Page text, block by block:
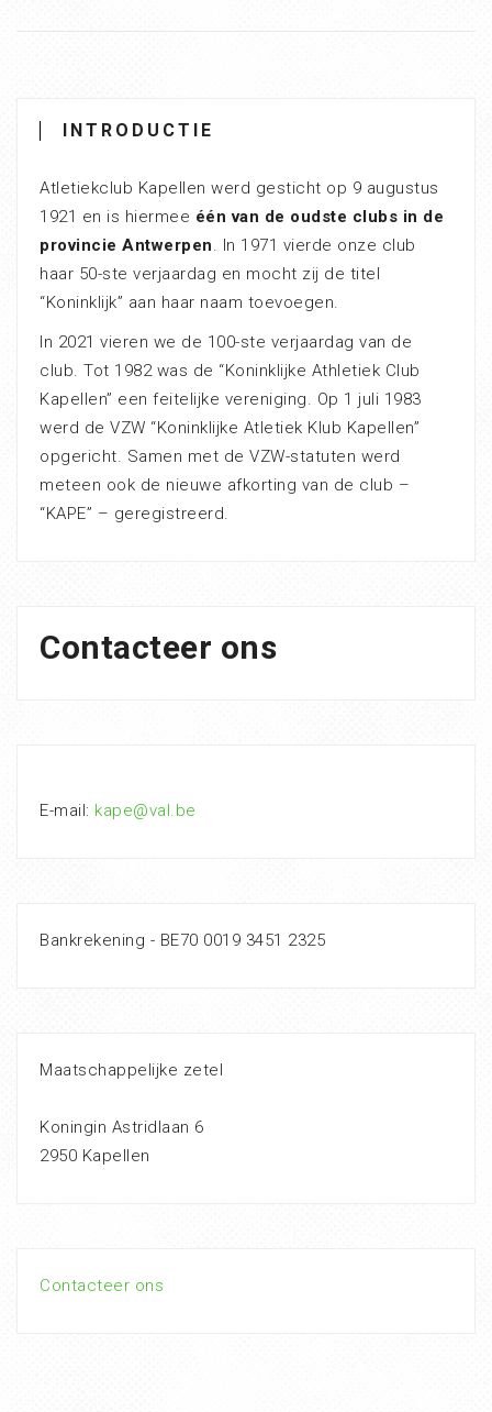
INTRODUCTIE
Atletiekclub Kapellen werd gesticht op 9 augustus
1921 en is hiermee één van de oudste clubs in de
provincie Antwerpen. In 1971 vierde onze club
haar 50-ste verjaardag en mocht zij de titel
“Koninklijk” aan haar naam toevoegen.
In 2021 vieren we de 100-ste verjaardag van de
club. Tot 1982 was de “Koninklijke Athletiek Club
Kapellen” een feitelijke vereniging. Op 1 juli 1983
werd de VZW “Koninklijke Atletiek Klub Kapellen”
opgericht. Samen met de VZW-statuten werd
meteen ook de nieuwe afkorting van de club –
“KAPE” – geregistreerd.
Contacteer ons
E-mail: kape@val.be
Bankrekening - BE70 0019 3451 2325
Maatschappelijke zetel
Koningin Astridlaan 6
2950 Kapellen
Contacteer ons